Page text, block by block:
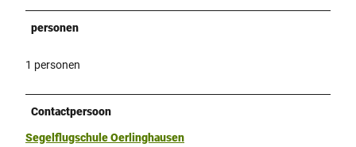
personen
1 personen
Contactpersoon
Segelflugschule Oerlinghausen